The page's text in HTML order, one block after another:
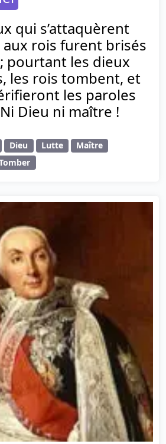
qui s’attaquèrent
rois furent brisés
pourtant les dieux
les rois tombent, et
les paroles
Dieu ni maître !
Dieu Lutte
Maître